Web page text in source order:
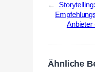
←
Anbieter
Ähnliche